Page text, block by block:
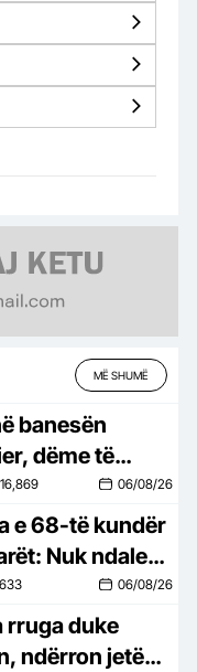
MË SHUMË
banesën
dëme të
16,869 06/08/26
e 68-të kundër
Nuk ndalemi
Ramës
06/08/26
rruga duke
ndërron jetë